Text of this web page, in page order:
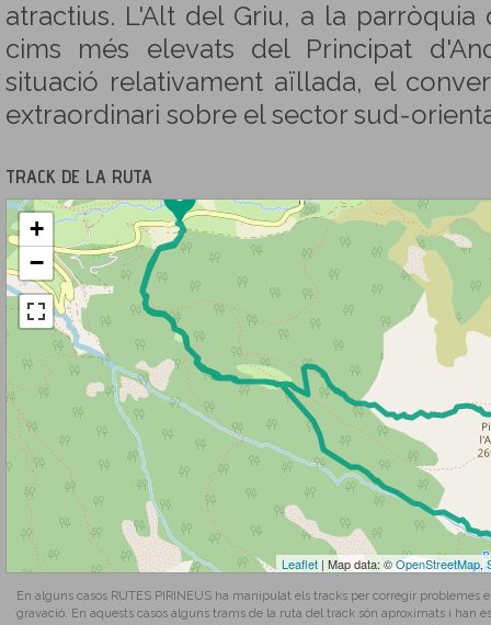
atractius. L'Alt del Griu, a la parròquia
cims més elevats del Principat
situació relativament aïllada, el
extraordinari sobre el sector sud-
TRACK DE LA RUTA
+
−
Leaflet | Map data: ©OpenStreetMap,
En alguns casos RUTES PIRINEUS ha manipulat els tracks per corregir problemes
gravació. En aquests casos alguns trams de la ruta del track són aproximats i han